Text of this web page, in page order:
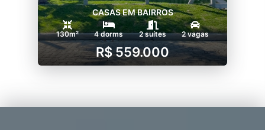
CASAS EM BAIRROS
130m² 4 dorms 2 suítes 2 vagas
R$ 559.000